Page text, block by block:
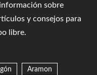
sobre
y consejos para
libre.
Aramon